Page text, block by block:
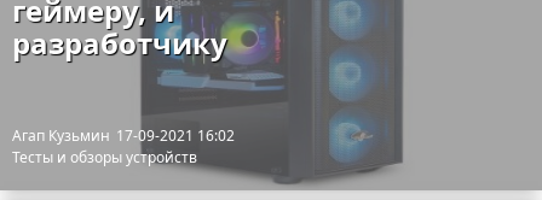
геймеру, и
разработчику
Агап Кузьмин 17-09-2021 16:02
Тесты и обзоры устройств